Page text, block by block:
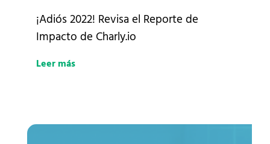
¡Adiós 2022! Revisa el Reporte de
Impacto de Charly.io
Leer más